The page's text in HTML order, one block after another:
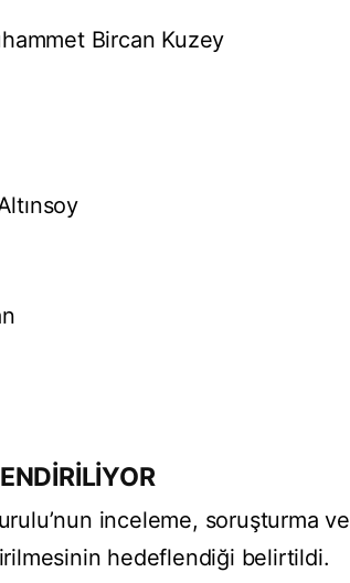
Bircan Kuzey
inceleme, soruşturma ve
hedeflendiği belirtildi.